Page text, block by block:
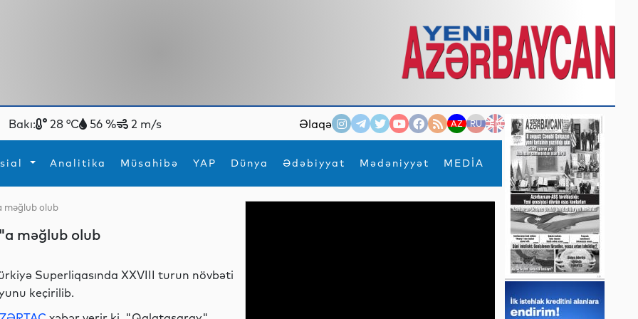
Bakı: 28 °C 56 % 2 m/s Əlaqə AZ RU EN
Analitika Müsahibə YAP Dünya Ədəbiyyat Mədəniyyət MEDİA
×
İdmanYeni texnologiyalar
məğlub olub
məğlub olub
Superliqasında XXVIII turun növbəti
keçirilib.